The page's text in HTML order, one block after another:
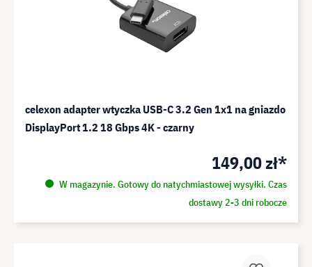
celexon adapter wtyczka USB-C 3.2 Gen 1x1 na gniazdo
DisplayPort 1.2 18 Gbps 4K - czarny
149,00 zł*
W magazynie. Gotowy do natychmiastowej wysyłki. Czas
dostawy 2-3 dni robocze